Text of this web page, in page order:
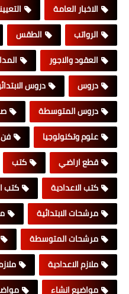
الاخبار العامة
الرواتب
الطقس
العقود والاجور
دروس
دروس
دروس المتوسطة
علوم وتكنولوجيا
قطع اراضي
كتب
كتب الاعدادية
كتب
مرشحات الابتدائية
مرشحات المتوسطة
ملازم الاعدادية
مواضيع انشاء